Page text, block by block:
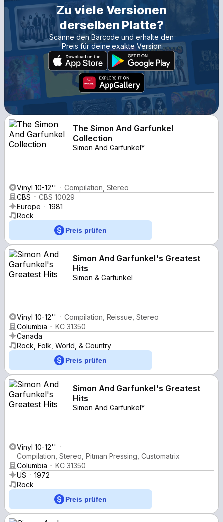
Zu viele Versionen
derselben Platte?
Scanne den Barcode und erhalte den
Preis für deine exakte Version
The Simon And Garfunkel
Collection
Simon And Garfunkel*
Vinyl 10-12''
Compilation, Stereo
CBS
CBS 10029
Europe
1981
Rock
Preis prüfen
Simon And Garfunkel's Greatest
Hits
Simon & Garfunkel
Vinyl 10-12''
Compilation, Reissue, Stereo
Columbia
KC 31350
Canada
Rock, Folk, World, & Country
Preis prüfen
Simon And Garfunkel's Greatest
Hits
Simon And Garfunkel*
Vinyl 10-12''
Compilation, Stereo, Pitman Pressing, Customatrix
Columbia
KC 31350
US
1972
Rock
Preis prüfen